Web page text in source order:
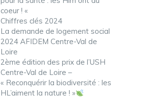
coeur ! «
Chiffres clés 2024
La demande de logement social
2024 AFIDEM Centre-Val de
Loire
2ème édition des prix de l’USH
Centre-Val de Loire –
« Reconquérir la biodiversité : les
HL’aiment la nature ! »